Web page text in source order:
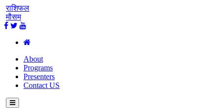
राशिफल
मौसम
About
Programs
Presenters
Contact US